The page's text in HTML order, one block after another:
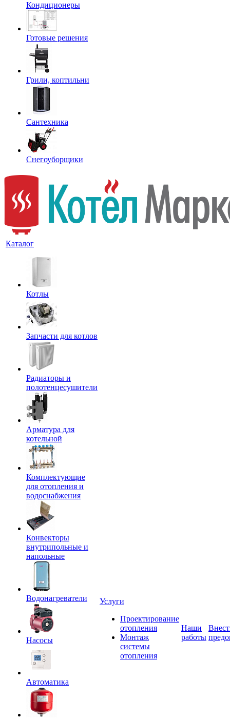
Кондиционеры
Готовые решения
Грили, коптильни
Сантехника
Снегоуборщики
Каталог
Котлы
Запчасти для котлов
Радиаторы и
полотенцесушители
Арматура для
котельной
Комплектующие
для отопления и
водоснабжения
Конвекторы
внутрипольные и
напольные
Водонагреватели
Насосы
Автоматика
Услуги
Проектирование
отопления
Монтаж
системы
отопления
Наши
работы